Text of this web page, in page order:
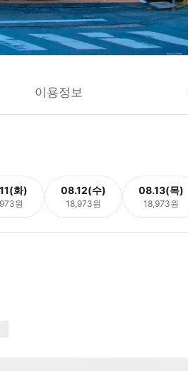
이용정보
화)
원
08.12(수)
18,973원
08.13(목)
18,973원